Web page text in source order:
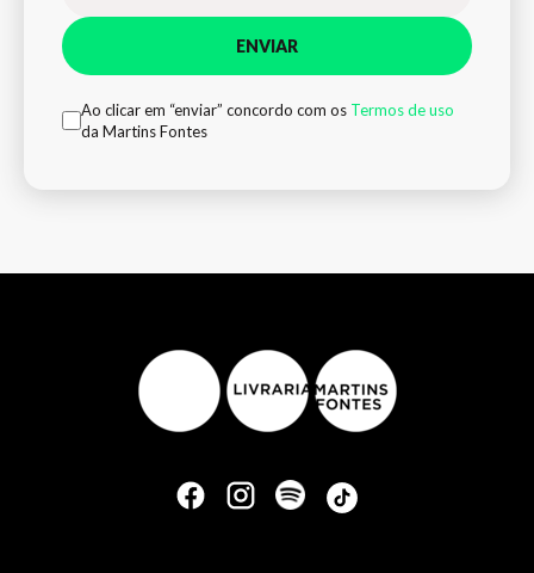
ENVIAR
Ao clicar em “enviar” concordo com os Termos de uso
da Martins Fontes